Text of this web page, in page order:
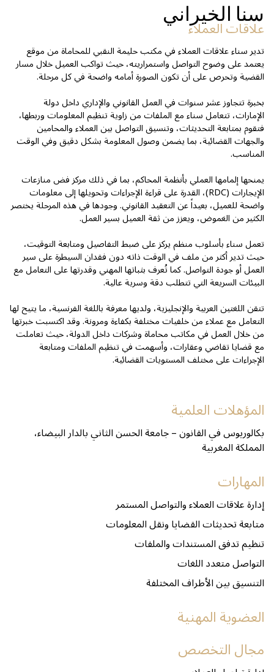
سنا الخيراني
علاقات العملاء
تدير سناء علاقات العملاء في مكتب حليمة النقبي للمحاماة من موقع
يعتمد على وضوح التواصل واستمراريته، حيث تواكب العميل خلال مسار
القضية وتحرص على أن تكون الصورة أمامه واضحة في كل مرحلة.
بخبرة تتجاوز عشر سنوات في العمل القانوني والإداري داخل دولة
الإمارات، تتعامل سناء مع الملفات من زاوية تنظيم المعلومات وربطها،
فتقوم بمتابعة التحديثات، وتنسيق التواصل بين العملاء والمحامين
والجهات القضائية، بما يضمن وصول المعلومة بشكل دقيق وفي الوقت
المناسب.
يمنحها إلمامها العملي بأنظمة المحاكم، بما في ذلك مركز فض منازعات
الإيجارات (RDC)، القدرة على قراءة الإجراءات وتحويلها إلى معلومات
واضحة للعميل، بعيداً عن التعقيد القانوني. وجودها في هذه المرحلة يختصر
الكثير من الغموض، ويعزز من ثقة العميل بسير العمل.
تعمل سناء بأسلوب منظم يركز على ضبط التفاصيل ومتابعة التوقيت،
حيث تدير أكثر من ملف في الوقت ذاته دون فقدان السيطرة على سير
العمل أو جودة التواصل. كما تُعرف بثباتها المهني وقدرتها على التعامل مع
البيئات السريعة التي تتطلب دقة وسرية عالية.
تتقن اللغتين العربية والإنجليزية، ولديها معرفة باللغة الفرنسية، ما يتيح لها
التعامل مع عملاء من خلفيات مختلفة بكفاءة ومرونة. وقد اكتسبت خبرتها
من خلال العمل في مكاتب محاماة وشركات داخل الدولة، حيث تعاملت
مع قضايا تقاضي وعقارات، وأسهمت في تنظيم الملفات ومتابعة
الإجراءات على مختلف المستويات القضائية.
المؤهلات العلمية
بكالوريوس في القانون – جامعة الحسن الثاني بالدار البيضاء،
المملكة المغربية
المهارات
إدارة علاقات العملاء والتواصل المستمر
متابعة تحديثات القضايا ونقل المعلومات
تنظيم تدفق المستندات والملفات
التواصل متعدد اللغات
التنسيق بين الأطراف المختلفة
العضوية المهنية
مجال التخصص